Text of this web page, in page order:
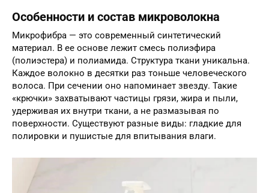
Особенности и состав микроволокна
Микрофибра — это современный синтетический
материал. В ее основе лежит смесь полиэфира
(полиэстера) и полиамида. Структура ткани уникальна.
Каждое волокно в десятки раз тоньше человеческого
волоса. При сечении оно напоминает звезду. Такие
«крючки» захватывают частицы грязи, жира и пыли,
удерживая их внутри ткани, а не размазывая по
поверхности. Существуют разные виды: гладкие для
полировки и пушистые для впитывания влаги.